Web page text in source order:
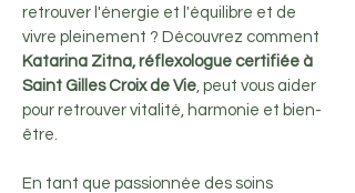
retrouver l'énergie et l'équilibre et de
vivre pleinement ? Découvrez comment
Katarina Zitna, réflexologue certifiée à
Saint Gilles Croix de Vie , peut vous aider
pour retrouver vitalité, harmonie et bien-
être.
En tant que passionnée des soins